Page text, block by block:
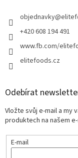
objednavky@
+420 608 194 491
www.fb.com/
elitefoods.cz
Odebírat
Vložte svůj e-mail a my
produktech na našem
E-mail